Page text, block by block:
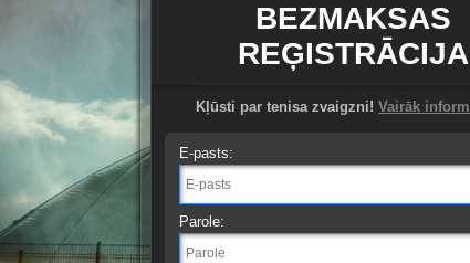
BEZMAKSAS
REĢISTRĀCIJA
Kļūsti par tenisa zvaigzni! Vairāk
E-pasts:
Parole: